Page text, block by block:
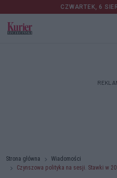
CZWARTEK, 6
Strona główna
Wiadomości
Czynszowa polityka na sesji. Stawki w